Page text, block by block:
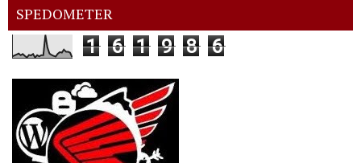
SPEDOMETER
1 6 1 9 8 6